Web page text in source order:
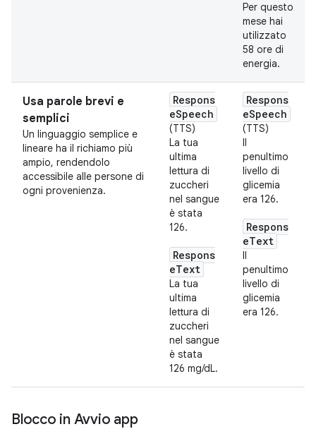
Per questo
mese hai
utilizzato
58 ore di
energia.
Usa parole brevi e
semplici
Un linguaggio semplice e
lineare ha il richiamo più
ampio, rendendolo
accessibile alle persone di
ogni provenienza.
Respons
eSpeech
(TTS)
La tua
ultima
lettura di
zuccheri
nel sangue
è stata
126.
Respons
eText
La tua
ultima
lettura di
zuccheri
nel sangue
è stata
126 mg/dL.
Respons
eSpeech
(TTS)
Il
penultimo
livello di
glicemia
era 126.
Respons
eText
Il
penultimo
livello di
glicemia
era 126.
Blocco in Avvio app